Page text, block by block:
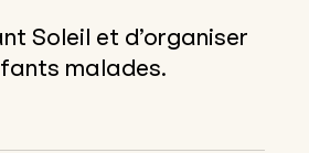
Soleil et d’organiser
malades.